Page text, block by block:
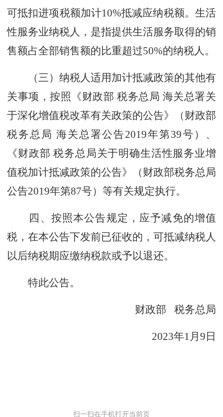
可抵扣进项税额加计10%抵减应纳税额。生活
性服务业纳税人，是指提供生活服务取得的销
售额占全部销售额的比重超过50%的纳税人。
（三）纳税人适用加计抵减政策的其他有
关事项，按照《财政部 税务总局 海关总署关
于深化增值税改革有关政策的公告》（财政部
税务总局 海关总署公告2019年第39号）、
《财政部 税务总局关于明确生活性服务业增
值税加计抵减政策的公告》（财政部税务总局
公告2019年第87号）等有关规定执行。
四、按照本公告规定，应予减免的增值
税，在本公告下发前已征收的，可抵减纳税人
以后纳税期应缴纳税款或予以退还。
特此公告。
财政部 税务总局
2023年1月9日
扫一扫在手机打开当前页